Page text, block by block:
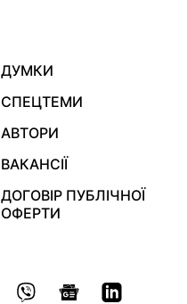
ДУМКИ
СПЕЦТЕМИ
АВТОРИ
ВАКАНСІЇ
ДОГОВІР ПУБЛІЧНОЇ
ОФЕРТИ